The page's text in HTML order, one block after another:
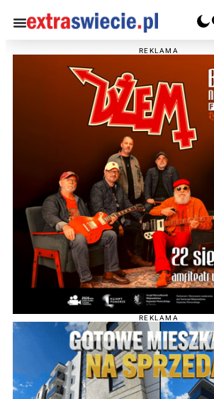
REKLAMA
REKLAMA